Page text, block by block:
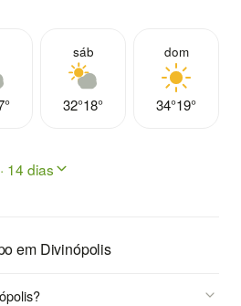
sáb
32°18°
dom
34°19°
14 dias
em Divinópolis